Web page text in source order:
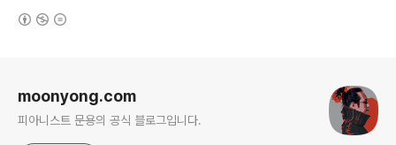
moonyong.com
피아니스트 문용의 공식 블로그입니다.